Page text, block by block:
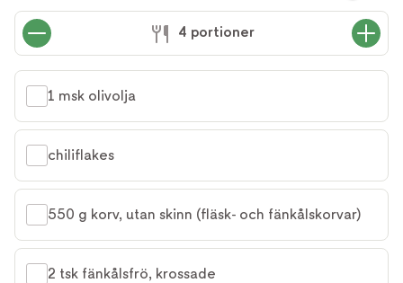
4 portioner
1 msk olivolja
chiliflakes
550 g korv, utan skinn (fläsk- och fänkålskorvar)
2 tsk fänkålsfrö, krossade